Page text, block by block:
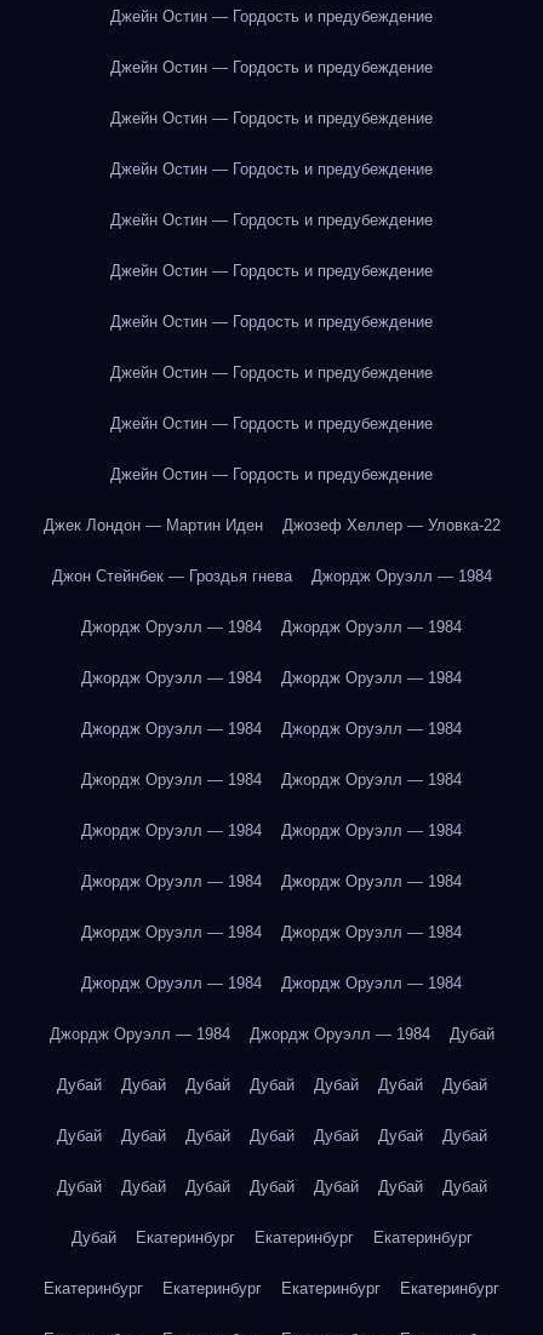
Джейн Остин — Гордость и предубеждение
Джейн Остин — Гордость и предубеждение
Джейн Остин — Гордость и предубеждение
Джейн Остин — Гордость и предубеждение
Джейн Остин — Гордость и предубеждение
Джейн Остин — Гордость и предубеждение
Джейн Остин — Гордость и предубеждение
Джейн Остин — Гордость и предубеждение
Джейн Остин — Гордость и предубеждение
Джейн Остин — Гордость и предубеждение
Джек Лондон — Мартин Иден Джозеф Хеллер — Уловка-22
Джон Стейнбек — Гроздья гнева Джордж Оруэлл — 1984
Джордж Оруэлл — 1984 Джордж Оруэлл — 1984
Джордж Оруэлл — 1984 Джордж Оруэлл — 1984
Джордж Оруэлл — 1984 Джордж Оруэлл — 1984
Джордж Оруэлл — 1984 Джордж Оруэлл — 1984
Джордж Оруэлл — 1984 Джордж Оруэлл — 1984
Джордж Оруэлл — 1984 Джордж Оруэлл — 1984
Джордж Оруэлл — 1984 Джордж Оруэлл — 1984
Джордж Оруэлл — 1984 Джордж Оруэлл — 1984
Джордж Оруэлл — 1984 Джордж Оруэлл — 1984 Дубай
Дубай Дубай Дубай Дубай Дубай Дубай Дубай
Дубай Дубай Дубай Дубай Дубай Дубай Дубай
Дубай Дубай Дубай Дубай Дубай Дубай Дубай
Дубай Екатеринбург Екатеринбург Екатеринбург
Екатеринбург Екатеринбург Екатеринбург Екатеринбург